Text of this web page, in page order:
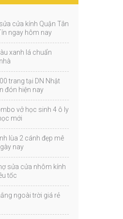
cửa kính Quận Tân
ngay hôm nay
xanh lá chuẩn
trang tại DN Nhật
đón hiện nay
vở học sinh 4 ô ly
mới
lùa 2 cánh đẹp mê
nay
sửa cửa nhôm kính
tốc
ngoài trời giá rẻ